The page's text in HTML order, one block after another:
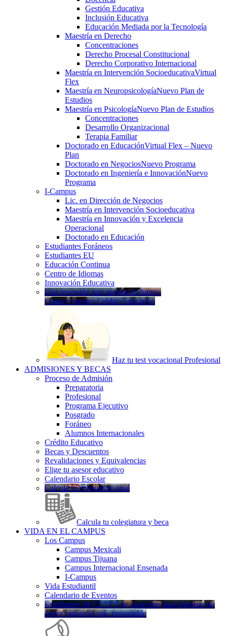
Gestión Educativa
Inclusión Educativa
Educación Mediada por la Tecnología
Maestría en Derecho
Concentraciones
Derecho Procesal Constitucional
Derecho Corporativo Internacional
Maestría en Intervención SocioeducativaVirtual
Flex
Maestría en NeuropsicologíaNuevo Plan de
Estudios
Maestría en PsicologíaNuevo Plan de Estudios
Concentraciones
Desarrollo Organizacional
Terapia Familiar
Doctorado en EducaciónVirtual Flex – Nuevo
Plan
Doctorado en NegociosNuevo Programa
Doctorado en Ingeniería e InnovaciónNuevo
Programa
I-Campus
Lic. en Dirección de Negocios
Maestría en Intervención Socioeducativa
Maestría en Innovación y Excelencia
Operacional
Doctorado en Educación
Estudiantes Foráneos
Estudiantes EU
Educación Continua
Centro de Idiomas
Innovación Educativa
Una inversión que asegura tu futuro.
Conoce nuestro Crédito Educativo
Haz tu test vocacional Profesional
ADMISIONES Y BECAS
Proceso de Admisión
Preparatoria
Profesional
Programa Ejecutivo
Posgrado
Foráneo
Alumnos Internacionales
Crédito Educativo
Becas y Descuentos
Revalidaciones y Equivalencias
Elige tu asesor educativo
Calendario Escolar
Calcula tu colegiatura aquí
Calcula tu colegiatura y beca
VIDA EN EL CAMPUS
Los Campus
Campus Mexicali
Campus Tijuana
Campus Internacional Ensenada
I-Campus
Vida Estudiantil
Calendario de Eventos
Estudiantes de CETYS se capacitan para impulsar un
sector industrial más sustentable